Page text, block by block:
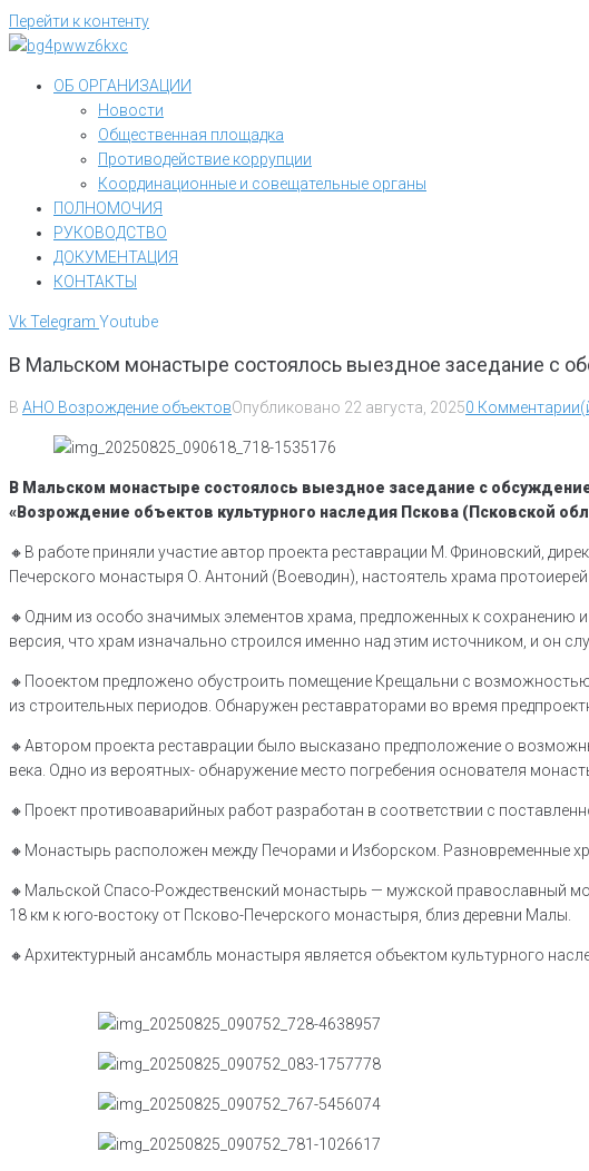
Перейти к контенту
ОБ ОРГАНИЗАЦИИ
Новости
Общественная площадка
Противодействие коррупции
Координационные и совещательные органы
ПОЛНОМОЧИЯ
РУКОВОДСТВО
ДОКУМЕНТАЦИЯ
КОНТАКТЫ
VkTelegram Youtube
В Мальском монастыре состоялось выездное заседание с
В АНО Возрождение объектовОпубликовано 22 августа, 20250
В Мальском монастыре состоялось выездное заседание с
«Возрождение объектов культурного наследия Пскова (Псковской
🔸В работе приняли участие автор проекта реставрации М. Фриновский,
Печерского монастыря О. Антоний (Воеводин), настоятель храма протоиерей
🔸Одним из особо значимых элементов храма, предложенных к сохранению
версия, что храм изначально строился именно над этим источником, и он
🔸Пооектом предложено обустроить помещение Крещальни с
из строительных периодов. Обнаружен реставраторами во время
🔸Автором проекта реставрации было высказано предположение о
века. Одно из вероятных- обнаружение место погребения основателя
🔸️Проект противоаварийных работ разработан в соответствии с
🔸️Монастырь расположен между Печорами и Изборском. Разновременные
🔸️Мальской Спасо-Рождественский монастырь — мужской православный
18 км к юго-востоку от Псково-Печерского монастыря, близ деревни Малы.
🔸️Архитектурный ансамбль монастыря является объектом культурного